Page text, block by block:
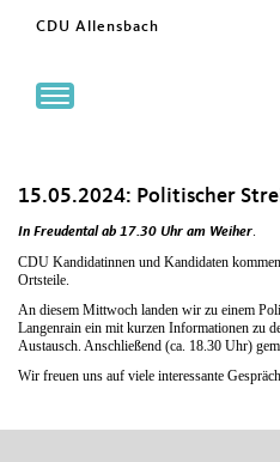
CDU Allensbach
Toggle
navigation
15.05.2024: Politischer
In Freudental ab 17.30 Uhr am Weiher.
CDU Kandidatinnen und Kandidaten
Ortsteile.
An diesem Mittwoch landen wir zu einem
Langenrain ein mit kurzen Informationen zu
Austausch. Anschließend (ca. 18.30 Uhr)
Wir freuen uns auf viele interessante